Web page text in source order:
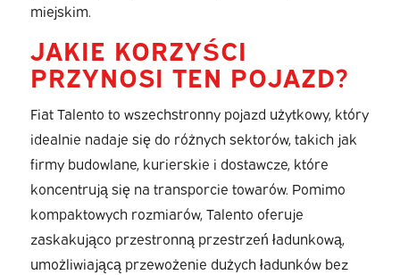
miejskim.
JAKIE KORZYŚCI
PRZYNOSI TEN POJAZD?
Fiat Talento to wszechstronny pojazd użytkowy, który
idealnie nadaje się do różnych sektorów, takich jak
firmy budowlane, kurierskie i dostawcze, które
koncentrują się na transporcie towarów. Pomimo
kompaktowych rozmiarów, Talento oferuje
zaskakująco przestronną przestrzeń ładunkową,
umożliwiającą przewożenie dużych ładunków bez